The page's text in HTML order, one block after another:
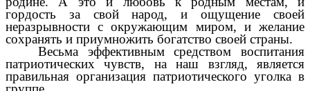
гордость за свой народ, и ощущение своей
неразрывности с окружающим миром, и желание
сохранять и приумножить богатство своей страны.
Весьма эффективным средством воспитания
патриотических чувств, на наш взгляд, является
правильная организация патриотического уголка в